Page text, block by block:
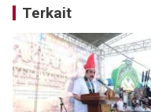
Terkait